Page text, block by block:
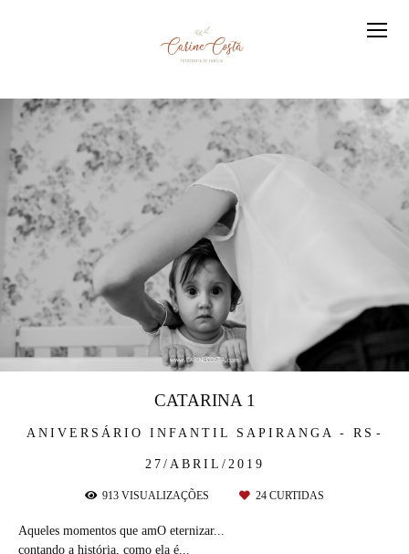
ANIVERSÁRIO INFANTIL SAPIRANGA - RS
27/ABRIL/2019
CATARINA 1
913 VISUALIZAÇÕES 24 CURTIDAS
Aqueles momentos que amO eternizar...
contando a história, como ela é...